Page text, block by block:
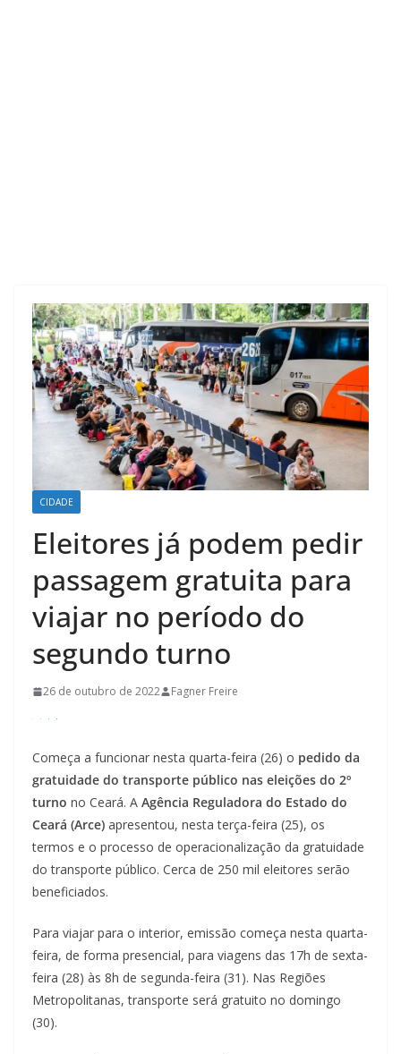
CIDADE
Eleitores já podem pedir
passagem gratuita para
viajar no período do
segundo turno
26 de outubro de 2022 Fagner Freire
Começa a funcionar nesta quarta-feira (26) o pedido da
gratuidade do transporte público nas eleições do 2º
turno no Ceará. A Agência Reguladora do Estado do
Ceará (Arce) apresentou, nesta terça-feira (25), os
termos e o processo de operacionalização da gratuidade
do transporte público. Cerca de 250 mil eleitores serão
beneficiados.
Para viajar para o interior, emissão começa nesta quarta-
feira, de forma presencial, para viagens das 17h de sexta-
feira (28) às 8h de segunda-feira (31). Nas Regiões
Metropolitanas, transporte será gratuito no domingo
(30).